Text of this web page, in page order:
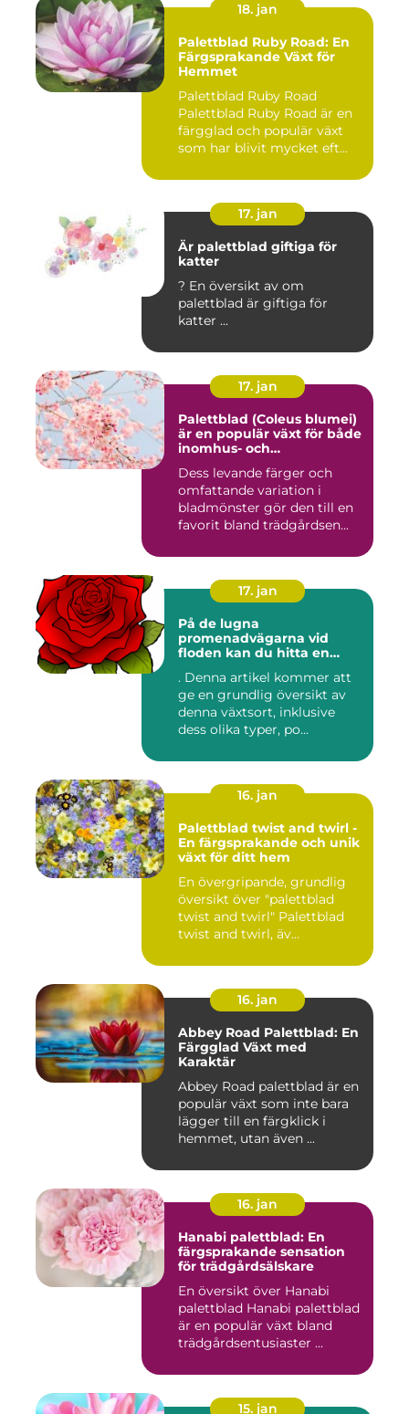
18. jan
Palettblad Ruby Road: En
Färgsprakande Växt för
Hemmet
Palettblad Ruby Road
Palettblad Ruby Road är en
färgglad och populär växt
som har blivit mycket eft...
17. jan
Är palettblad giftiga för
katter
? En översikt av om
palettblad är giftiga för
katter ...
17. jan
Palettblad (Coleus blumei)
är en populär växt för både
inomhus- och
Dess levande färger och
omfattande variation i
bladmönster gör den till en
favorit bland trädgårdsen...
17. jan
På de lugna
promenadvägarna vid
floden kan du hitta en
som kallas Palettblad River
Walk
. Denna artikel kommer att
ge en grundlig översikt av
denna växtsort, inklusive
dess olika typer, po...
16. jan
Palettblad twist and twirl -
En färgsprakande och unik
växt för ditt hem
En övergripande, grundlig
översikt över "palettblad
twist and twirl" Palettblad
twist and twirl, äv...
16. jan
Abbey Road Palettblad: En
Färgglad Växt med
Karaktär
Abbey Road palettblad är en
populär växt som inte bara
lägger till en färgklick i
hemmet, utan även ...
16. jan
Hanabi palettblad: En
färgsprakande sensation
för trädgårdsälskare
En översikt över Hanabi
palettblad Hanabi palettblad
är en populär växt bland
trädgårdsentusiaster ...
15. jan